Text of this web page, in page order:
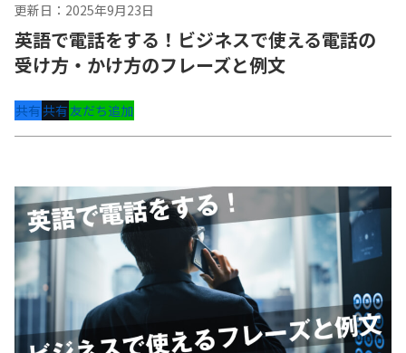
更新日：2025年9月23日
英語で電話をする！ビジネスで使える電話の
受け方・かけ方のフレーズと例文
共有共有友だち追加